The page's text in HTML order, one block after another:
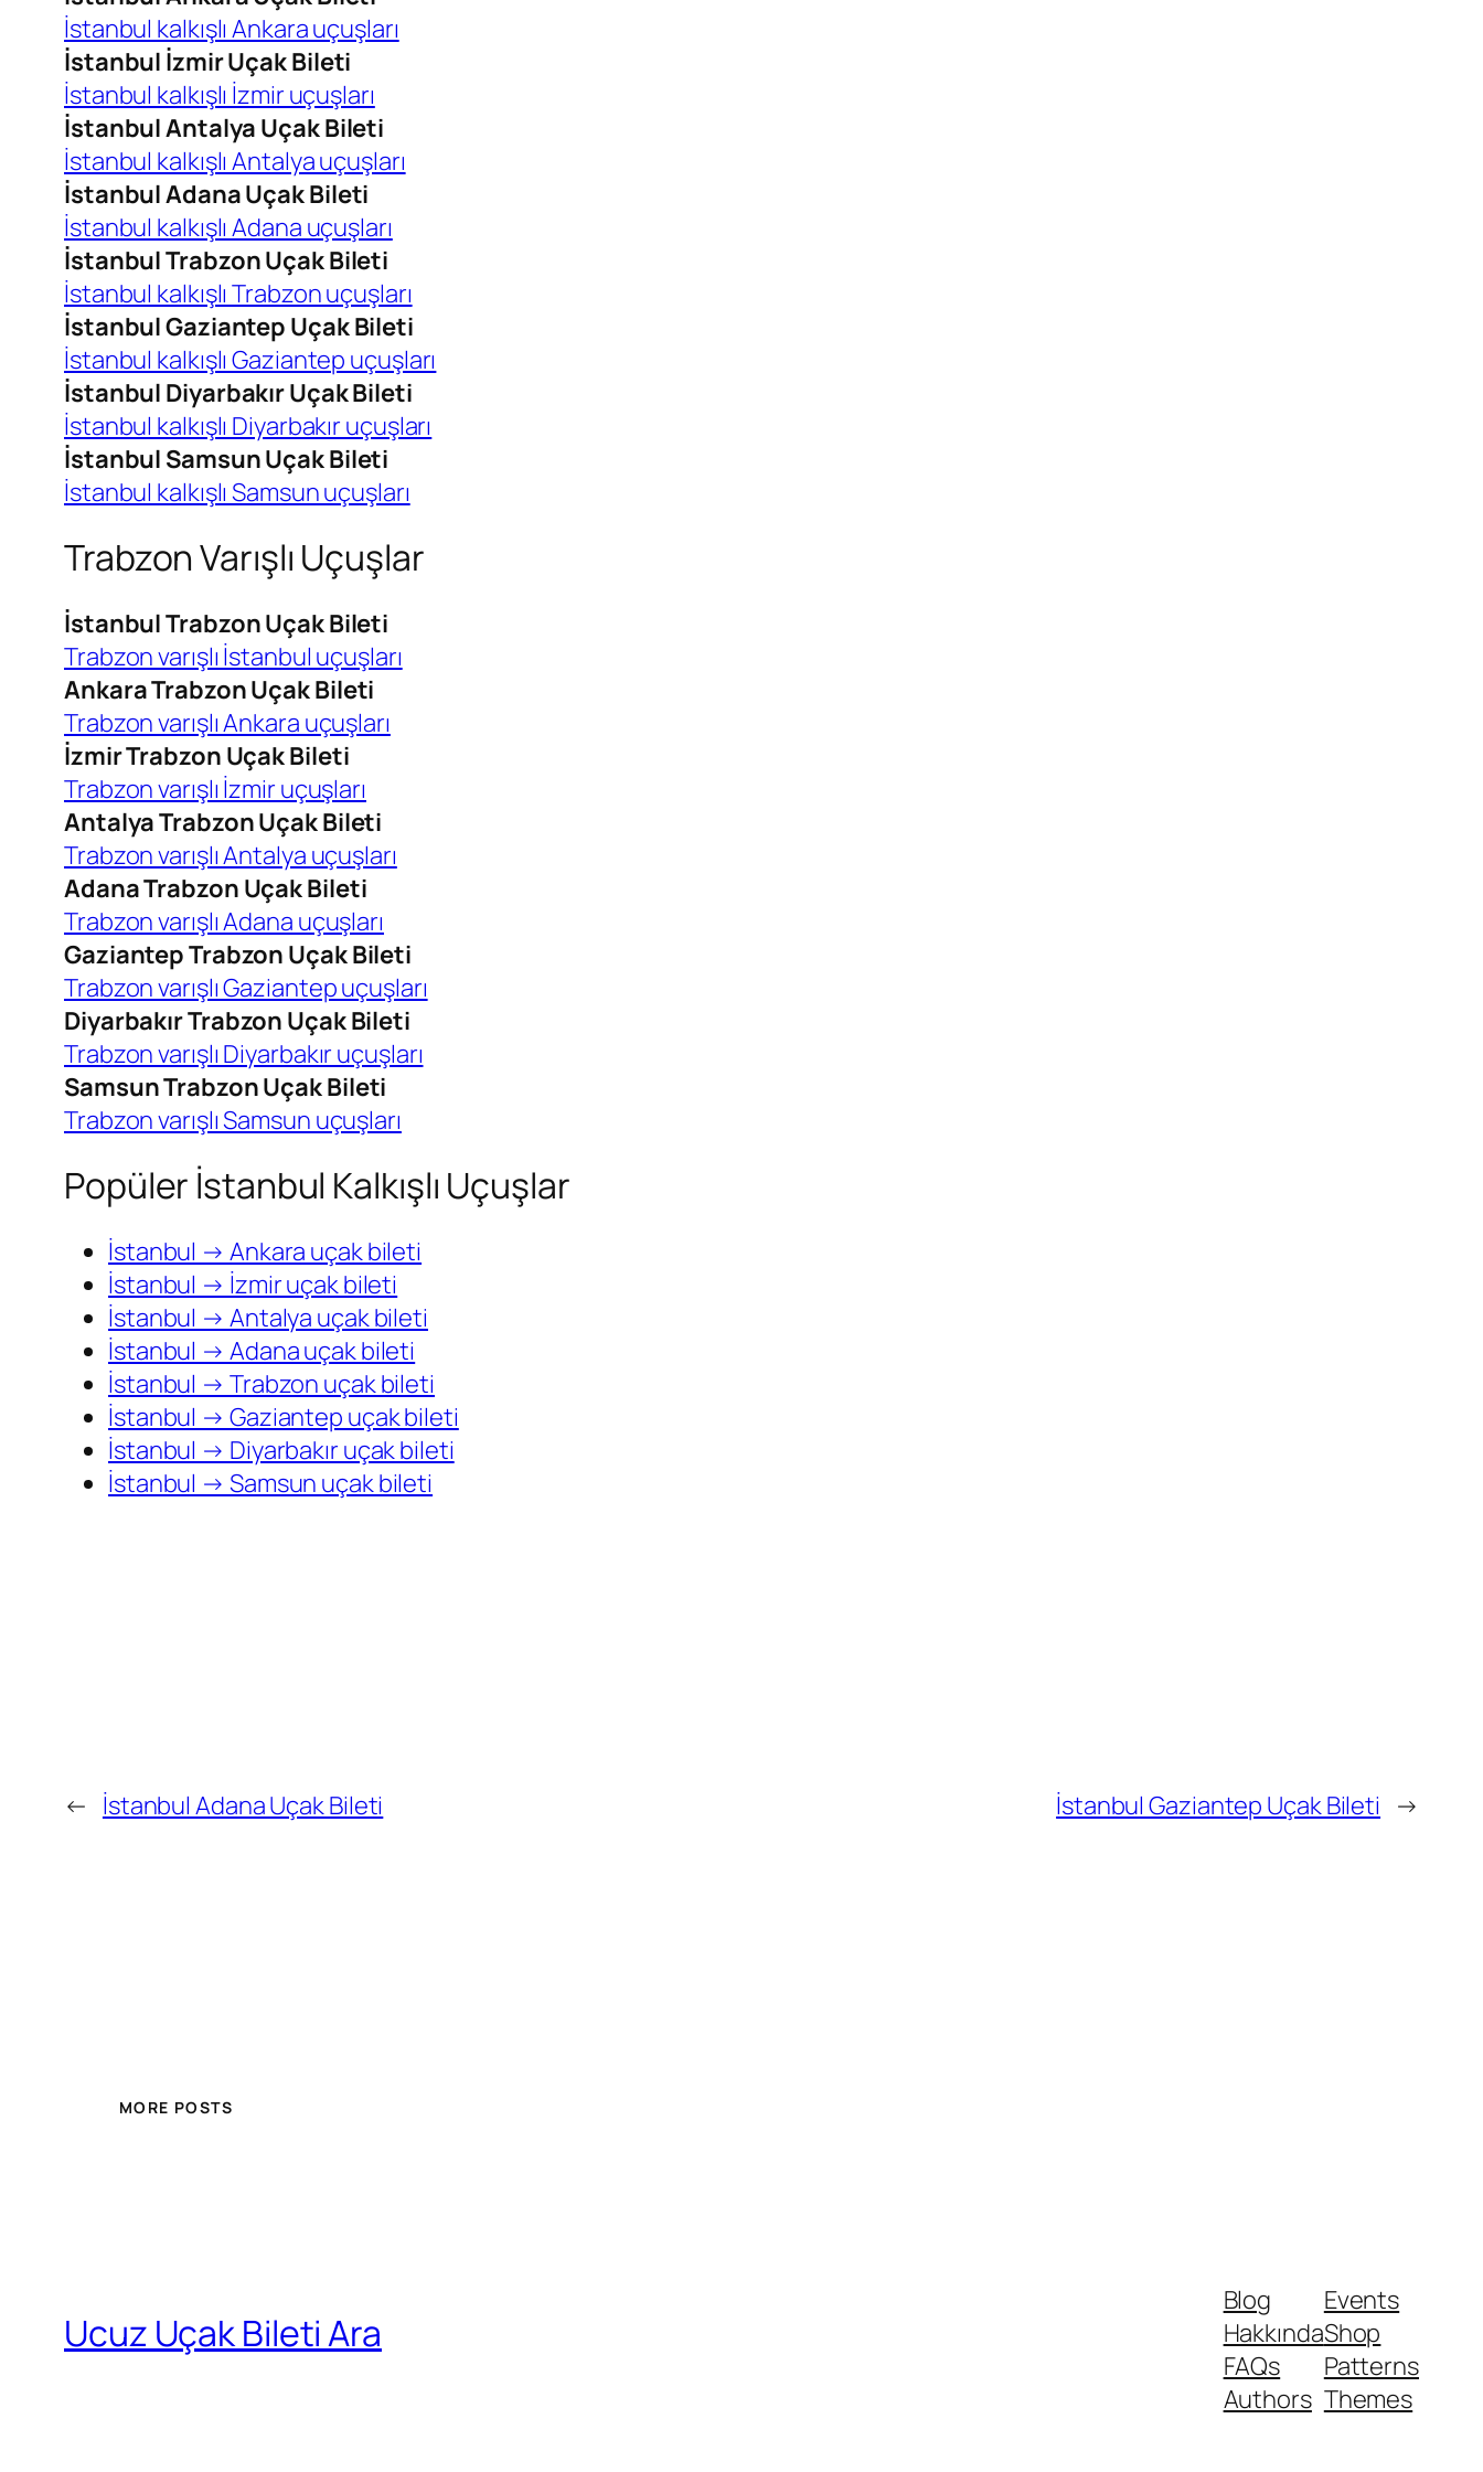
İstanbul kalkışlı Ankara uçuşları
İstanbul İzmir Uçak Bileti
İstanbul kalkışlı İzmir uçuşları
İstanbul Antalya Uçak Bileti
İstanbul kalkışlı Antalya uçuşları
İstanbul Adana Uçak Bileti
İstanbul kalkışlı Adana uçuşları
İstanbul Trabzon Uçak Bileti
İstanbul kalkışlı Trabzon uçuşları
İstanbul Gaziantep Uçak Bileti
İstanbul kalkışlı Gaziantep uçuşları
İstanbul Diyarbakır Uçak Bileti
İstanbul kalkışlı Diyarbakır uçuşları
İstanbul Samsun Uçak Bileti
İstanbul kalkışlı Samsun uçuşları
Trabzon Varışlı Uçuşlar
İstanbul Trabzon Uçak Bileti
Trabzon varışlı İstanbul uçuşları
Ankara Trabzon Uçak Bileti
Trabzon varışlı Ankara uçuşları
İzmir Trabzon Uçak Bileti
Trabzon varışlı İzmir uçuşları
Antalya Trabzon Uçak Bileti
Trabzon varışlı Antalya uçuşları
Adana Trabzon Uçak Bileti
Trabzon varışlı Adana uçuşları
Gaziantep Trabzon Uçak Bileti
Trabzon varışlı Gaziantep uçuşları
Diyarbakır Trabzon Uçak Bileti
Trabzon varışlı Diyarbakır uçuşları
Samsun Trabzon Uçak Bileti
Trabzon varışlı Samsun uçuşları
Popüler İstanbul Kalkışlı Uçuşlar
İstanbul → Ankara uçak bileti
İstanbul → İzmir uçak bileti
İstanbul → Antalya uçak bileti
İstanbul → Adana uçak bileti
İstanbul → Trabzon uçak bileti
İstanbul → Gaziantep uçak bileti
İstanbul → Diyarbakır uçak bileti
İstanbul → Samsun uçak bileti
← İstanbul Adana Uçak Bileti İstanbul Gaziantep Uçak Bileti →
MORE POSTS
Ucuz Uçak Bileti Ara
Blog
Hakkında
FAQs
Authors
Events
Shop
Patterns
Themes